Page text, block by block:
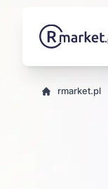
rmarket.pl